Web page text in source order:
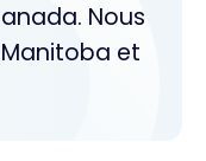
Nous
et